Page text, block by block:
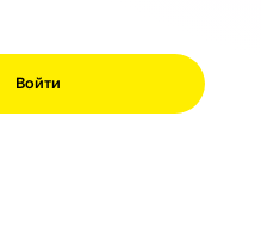
Войти